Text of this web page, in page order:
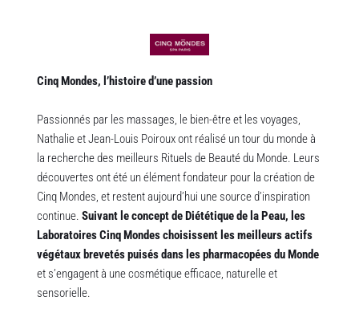
Cinq Mondes, l’histoire d’une passion
Passionnés par les massages, le bien-être et les voyages,
Nathalie et Jean-Louis Poiroux ont réalisé un tour du monde à
la recherche des meilleurs Rituels de Beauté du Monde. Leurs
découvertes ont été un élément fondateur pour la création de
Cinq Mondes, et restent aujourd’hui une source d’inspiration
continue. Suivant le concept de Diététique de la Peau, les
Laboratoires Cinq Mondes choisissent les meilleurs actifs
végétaux brevetés puisés dans les pharmacopées du Monde
et s’engagent à une cosmétique efficace, naturelle et
sensorielle.